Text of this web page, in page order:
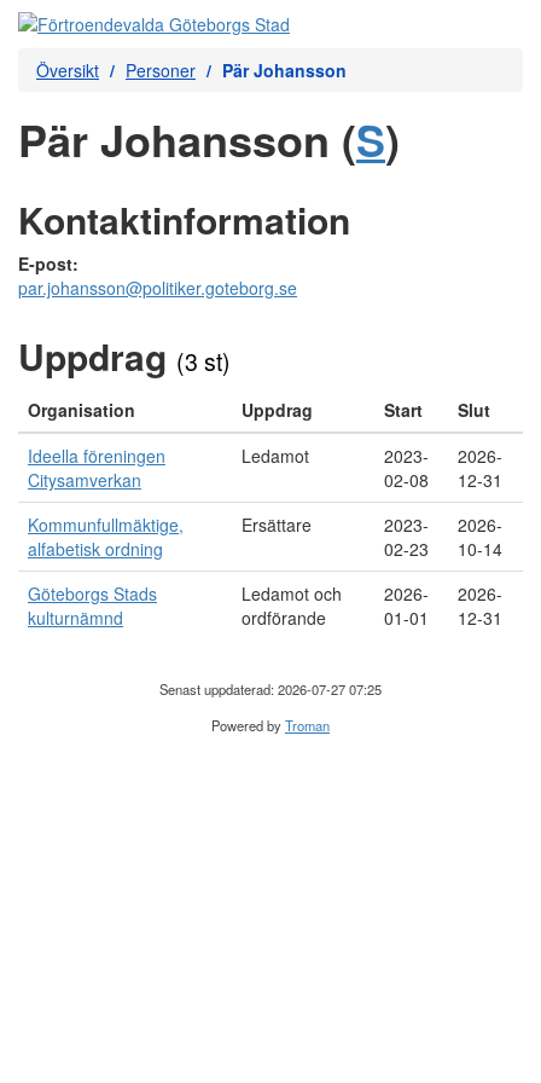
Översikt Personer Pär Johansson
Pär Johansson (S)
Kontaktinformation
E-post:
par.johansson@politiker.goteborg.se
Uppdrag (3 st)
Organisation Uppdrag Start
Slut
Ideella föreningen
Citysamverkan
Ledamot
2023-
02-08
2026-
12-31
Kommunfullmäktige,
alfabetisk ordning
Ersättare
2023-
02-23
2026-
10-14
Göteborgs Stads
kulturnämnd
Ledamot och
ordförande
2026-
01-01
2026-
12-31
Senast uppdaterad: 2026-07-27 07:25
Powered byTroman